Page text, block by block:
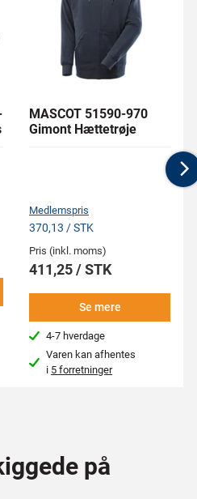
MASCOT 51590-970
Gimont Hættetrøje
Medlemspris
370,13 / STK
Pris (inkl. moms)
411,25 / STK
Se mere
4-7 hverdage
Varen kan afhentes
i 5 forretninger
på